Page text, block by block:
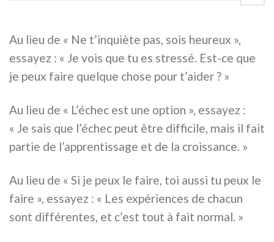
Au lieu de « Ne t’inquiète pas, sois heureux »,
essayez : « Je vois que tu es stressé. Est-ce que
je peux faire quelque chose pour t’aider ? »
Au lieu de « L’échec est une option », essayez :
« Je sais que l’échec peut être difficile, mais il fait
partie de l’apprentissage et de la croissance. »
Au lieu de « Si je peux le faire, toi aussi tu peux le
faire », essayez : « Les expériences de chacun
sont différentes, et c’est tout à fait normal. »